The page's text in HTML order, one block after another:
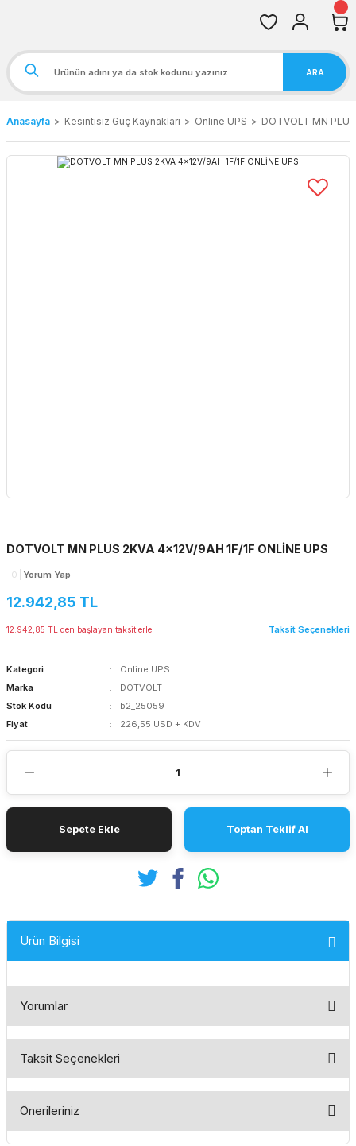
ARA
Anasayfa Kesintisiz Güç Kaynakları Online UPS DOTVOLT MN
DOTVOLT MN PLUS 2KVA 4x12V/9AH 1F/1F ONLİNE UPS
0 Yorum Yap
12.942,85 TL
12.942,85 TL den başlayan taksitlerle! Taksit Seçenekleri
Kategori
Online UPS
Marka
DOTVOLT
Stok Kodu
b2_25059
Fiyat
226,55 USD + KDV
Sepete Ekle Toptan Teklif Al
Ürün Bilgisi
Yorumlar
Taksit Seçenekleri
Önerileriniz